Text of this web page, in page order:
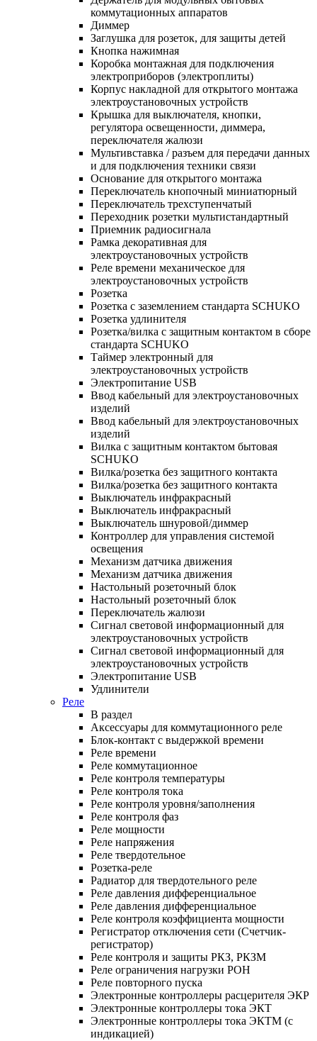
коммутационных аппаратов
Диммер
Заглушка для розеток, для защиты детей
Кнопка нажимная
Коробка монтажная для подключения
электроприборов (электроплиты)
Корпус накладной для открытого монтажа
электроустановочных устройств
Крышка для выключателя, кнопки,
регулятора освещенности, диммера,
переключателя жалюзи
Мультивставка / разъем для передачи данных
и для подключения техники связи
Основание для открытого монтажа
Переключатель кнопочный миниатюрный
Переключатель трехступенчатый
Переходник розетки мультистандартный
Приемник радиосигнала
Рамка декоративная для
электроустановочных устройств
Реле времени механическое для
электроустановочных устройств
Розетка
Розетка с заземлением стандарта SCHUKO
Розетка удлинителя
Розетка/вилка с защитным контактом в сборе
стандарта SCHUKO
Таймер электронный для
электроустановочных устройств
Электропитание USB
Ввод кабельный для электроустановочных
изделий
Ввод кабельный для электроустановочных
изделий
Вилка с защитным контактом бытовая
SCHUKO
Вилка/розетка без защитного контакта
Вилка/розетка без защитного контакта
Выключатель инфракрасный
Выключатель инфракрасный
Выключатель шнуровой/диммер
Контроллер для управления системой
освещения
Механизм датчика движения
Механизм датчика движения
Настольный розеточный блок
Настольный розеточный блок
Переключатель жалюзи
Сигнал световой информационный для
электроустановочных устройств
Сигнал световой информационный для
электроустановочных устройств
Электропитание USB
Удлинители
Реле
В раздел
Аксессуары для коммутационного реле
Блок-контакт с выдержкой времени
Реле времени
Реле коммутационное
Реле контроля температуры
Реле контроля тока
Реле контроля уровня/заполнения
Реле контроля фаз
Реле мощности
Реле напряжения
Реле твердотельное
Розетка-реле
Радиатор для твердотельного реле
Реле давления дифференциальное
Реле давления дифференциальное
Реле контроля коэффициента мощности
Регистратор отключения сети (Счетчик-
регистратор)
Реле контроля и защиты РКЗ, РКЗМ
Реле ограничения нагрузки РОН
Реле повторного пуска
Электронные контроллеры расцерителя ЭКР
Электронные контроллеры тока ЭКТ
Электронные контроллеры тока ЭКТМ (с
индикацией)